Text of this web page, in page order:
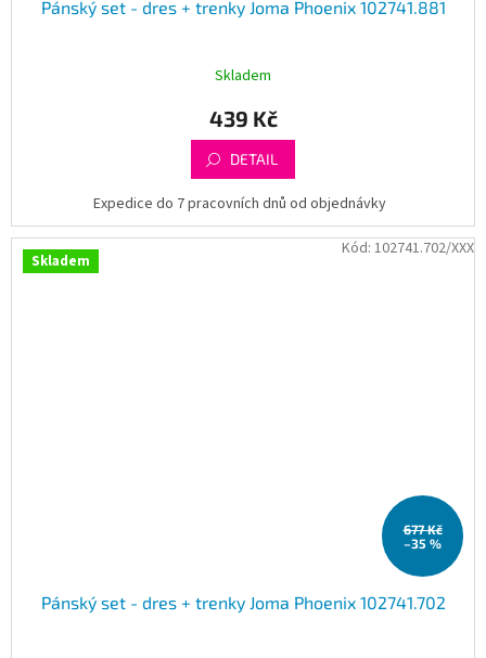
Pánský set - dres + trenky Joma Phoenix 102741.881
Skladem
439 Kč
DETAIL
Expedice do 7 pracovních dnů od objednávky
Skladem
677 Kč
–35 %
Pánský set - dres + trenky Joma Phoenix 102741.702
Kód: 102741.702/XXX